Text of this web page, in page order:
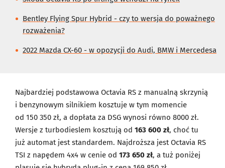
Bentley Flying Spur Hybrid - czy to wersja do poważnego
rozważenia?
2022 Mazda CX-60 - w opozycji do Audi, BMW i Mercedesa
Najbardziej podstawowa Octavia RS z manualną skrzynią
i benzynowym silnikiem kosztuje w tym momencie
od 150 350 zł, a dopłata za DSG wynosi równo 8000 zł.
Wersje z turbodieslem kosztują od 163 600 zł, choć tu
już automat jest standardem. Najdroższa jest Octavia RS
TSI z napędem 4x4 w cenie od 173 650 zł, a tuż poniżej